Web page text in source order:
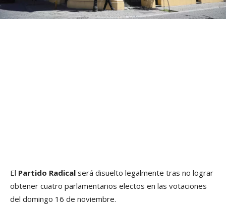
El Partido Radical será disuelto legalmente tras no lograr
obtener cuatro parlamentarios electos en las votaciones
del domingo 16 de noviembre.